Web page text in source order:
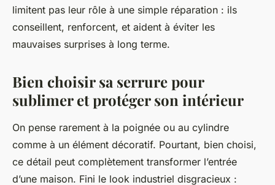
limitent pas leur rôle à une simple réparation : ils
conseillent, renforcent, et aident à éviter les
mauvaises surprises à long terme.
Bien choisir sa serrure pour
sublimer et protéger son intérieur
On pense rarement à la poignée ou au cylindre
comme à un élément décoratif. Pourtant, bien choisi,
ce détail peut complètement transformer l’entrée
d’une maison. Fini le look industriel disgracieux :